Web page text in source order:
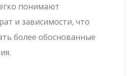
понимают
и зависимости, что
более обоснованные